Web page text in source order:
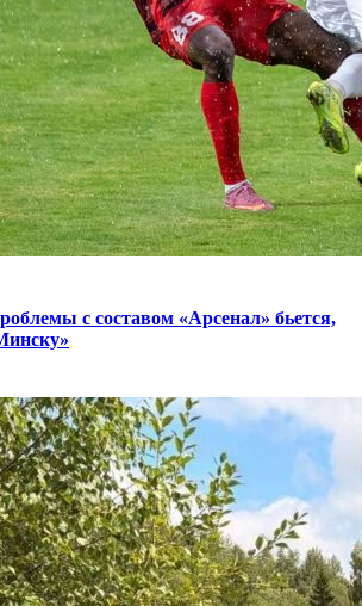
с составом «Арсенал» бьется,